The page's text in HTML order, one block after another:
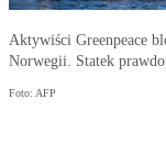
Aktywiści Greenpeace
Norwegii. Statek
Foto: AFP